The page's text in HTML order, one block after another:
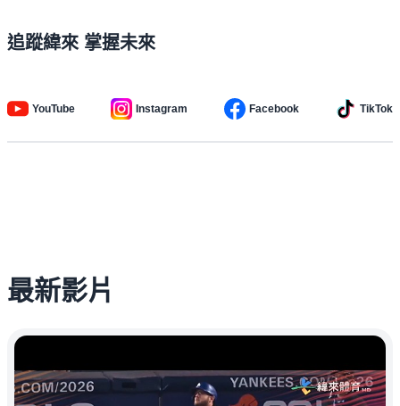
追蹤緯來 掌握未來
YouTube Instagram Facebook TikTok
最新影片